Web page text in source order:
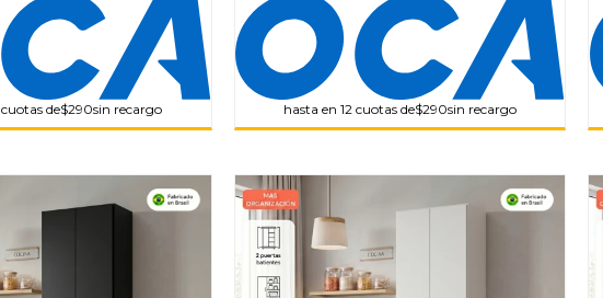
de$290sin recargo hasta en 12 cuotas de$290sin recargo